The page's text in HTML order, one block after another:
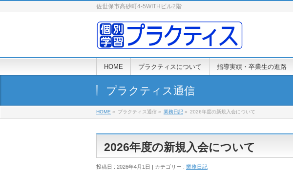
佐世保市高砂町4-5WITHビル2階
HOME プラクティスについて 指導実績・卒業生の進路
プラクティス通信
HOME » プラクティス通信 » 業務日記 » 2026年度の新規入会について
2026年度の新規入会について
投稿日 : 2026年4月1日 | カテゴリー : 業務日記